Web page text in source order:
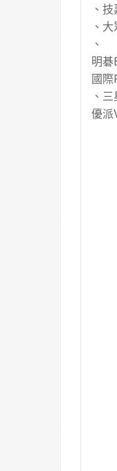
、
、
、
明碁
國際
、
優派